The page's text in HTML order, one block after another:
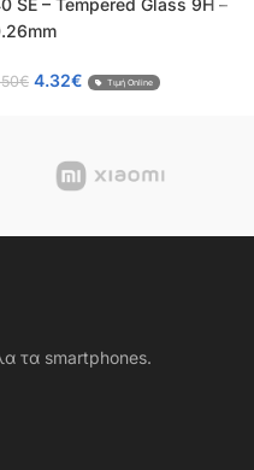
SE – Tempered Glass 9H –
€ 4.32€ Τιμή Online
τα smartphones.